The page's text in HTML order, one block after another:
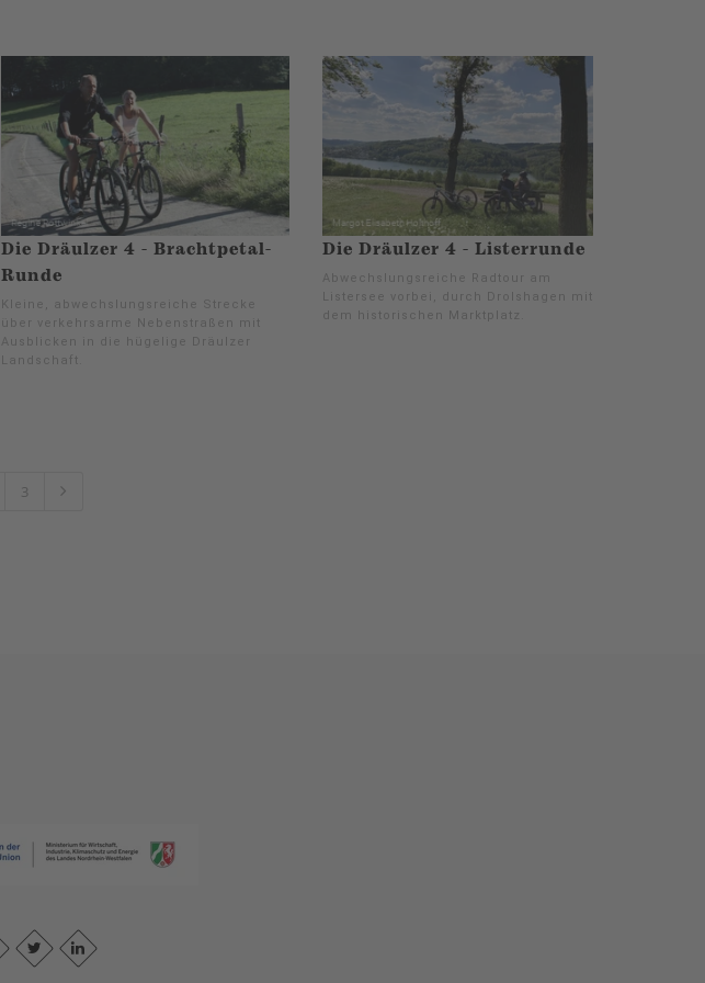
Die Dräulzer 4 - Brachtpetal-
Runde
Kleine, abwechslungsreiche Strecke
über verkehrsarme Nebenstraßen mit
Ausblicken in die hügelige Dräulzer
Landschaft.
Die Dräulzer 4 - Listerrunde
Abwechslungsreiche Radtour am
Listersee vorbei, durch Drolshagen mit
dem historischen Marktplatz.
3